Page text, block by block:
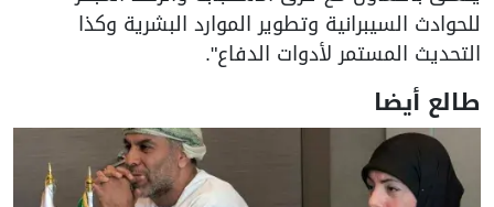
للحوادث السيبرانية وتطوير الموارد البشرية وكذا
التحديث المستمر لأدوات الدفاع".
طالع أيضا